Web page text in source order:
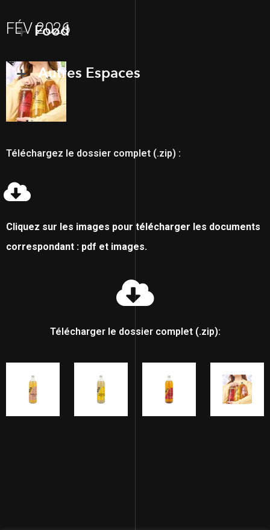
FÉV 2026
Food
Autres Espaces
Téléchargez le dossier complet (.zip) :
Cliquez sur les images pour télécharger les documents
correspondant : pdf et images.
Télécharger le dossier complet (.zip):